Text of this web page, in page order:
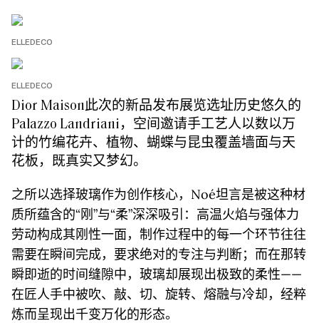
ELLEDECO
ELLEDECO
Dior Maison此次的新品发布展览选址历史悠久的
Palazzo Landriani，空间邀请手工艺人以数以万
计的竹编花卉、植物、蝴蝶与昆虫覆盖墙面与天
花板，既真实又梦幻。
之所以选择玻璃作为创作核心，Noé坦言是被这种材
质所蕴含的“刚”与“柔”深深吸引：高温火焰与强体力
劳动构成其刚性一面，制作过程中的每一个环节往往
需要在瞬间完成，要求绝对的专注与判断；而在那转
瞬即逝的时间缝隙中，玻璃却展现出极致的柔性——
在匠人手中被吹、敲、切、旋转、熔融与冷却，经粹
炼而呈现出千变万化的形态。